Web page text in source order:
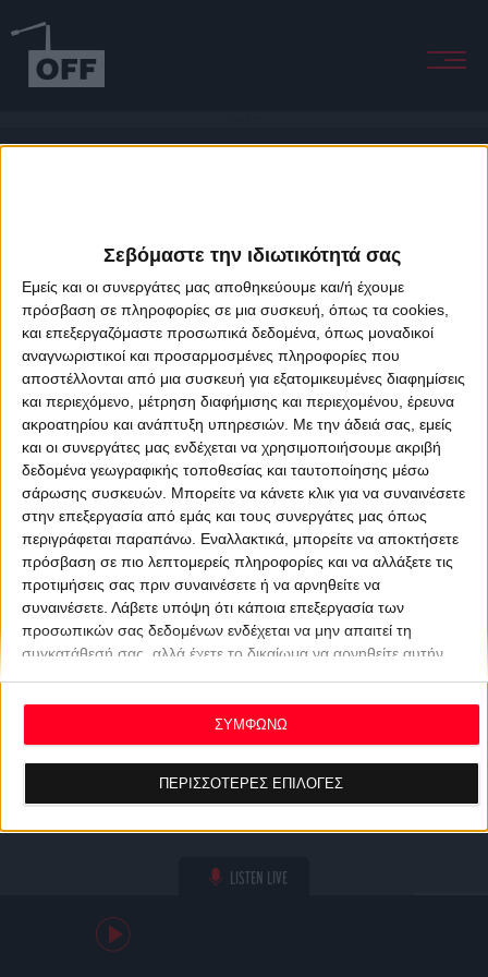
Σεβόμαστε την ιδιωτικότητά σας
Εμείς και οι συνεργάτες μας αποθηκεύουμε και/ή έχουμε
πρόσβαση σε πληροφορίες σε μια συσκευή, όπως τα cookies,
και επεξεργαζόμαστε προσωπικά δεδομένα, όπως μοναδικοί
αναγνωριστικοί και προσαρμοσμένες πληροφορίες που
αποστέλλονται από μια συσκευή για εξατομικευμένες διαφημίσεις
και περιεχόμενο, μέτρηση διαφήμισης και περιεχομένου, έρευνα
ακροατηρίου και ανάπτυξη υπηρεσιών. Με την άδειά σας, εμείς
και οι συνεργάτες μας ενδέχεται να χρησιμοποιήσουμε ακριβή
δεδομένα γεωγραφικής τοποθεσίας και ταυτοποίησης μέσω
σάρωσης συσκευών. Μπορείτε να κάνετε κλικ για να συναινέσετε
στην επεξεργασία από εμάς και τους συνεργάτες μας όπως
περιγράφεται παραπάνω. Εναλλακτικά, μπορείτε να αποκτήσετε
πρόσβαση σε πιο λεπτομερείς πληροφορίες και να αλλάξετε τις
προτιμήσεις σας πριν συναινέσετε ή να αρνηθείτε να
συναινέσετε. Λάβετε υπόψη ότι κάποια επεξεργασία των
προσωπικών σας δεδομένων ενδέχεται να μην απαιτεί τη
συγκατάθεσή σας, αλλά έχετε το δικαίωμα να αρνηθείτε αυτήν
ανακαλέσετε τη συγκατάθεσή σας ανά πάσα στιγμή
επιστρέφοντας σε αυτόν τον ιστότοπο και κάνοντας κλικ στο
κουμπί "Απορρήτου" στο κάτω μέρος της ιστοσελίδας.
ΠΕΡΙΣΣΟΤΕΡΕΣ ΕΠΙΛΟΓΕΣ
ΣΥΜΦΩΝΩ
LISTEN LIVE
About Offradio Business Class Terms & Conditions
Privacy Policy
Designed & developed byporcupine colors&Fotis Alexandrou